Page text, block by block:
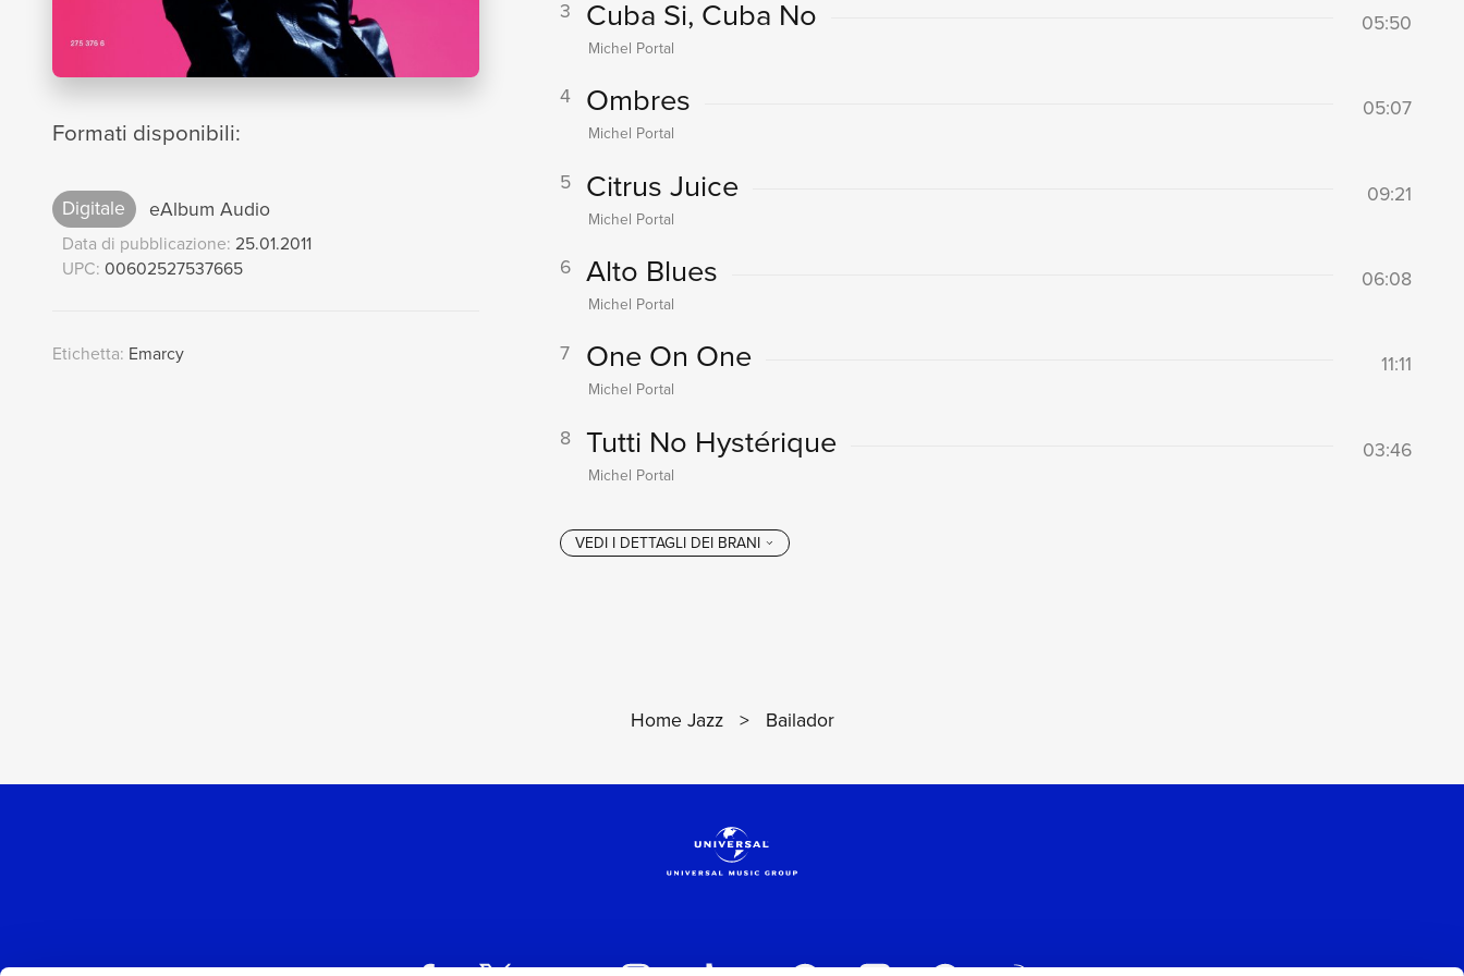
Formati disponibili:
Digitale eAlbum Audio
Data di pubblicazione: 25.01.2011
UPC: 00602527537665
Etichetta: Emarcy
3 Cuba Si, Cuba No 05:50
Michel Portal
4 Ombres 05:07
Michel Portal
5 Citrus Juice 09:21
Michel Portal
6 Alto Blues 06:08
Michel Portal
7 One On One 11:11
Michel Portal
8 Tutti No Hystérique 03:46
Michel Portal
Home Jazz > Bailador